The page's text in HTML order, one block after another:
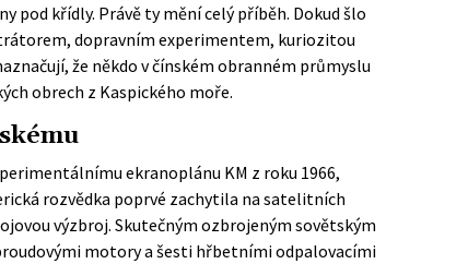
křídly. Právě ty mění celý příběh. Dokud šlo
dopravním experimentem, kuriozitou
že někdo v čínském obranném průmyslu
obrech z Kaspického moře.
ekranoplánu KM z roku 1966,
rozvědka poprvé zachytila na satelitních
výzbroj. Skutečným ozbrojeným sovětským
motory a šesti hřbetními odpalovacími